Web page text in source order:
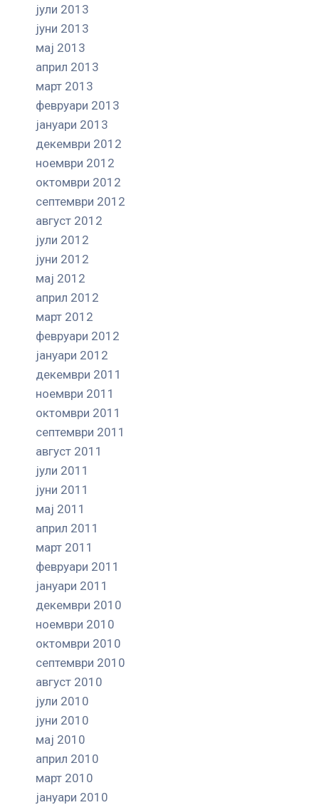
јули 2013
јуни 2013
мај 2013
април 2013
март 2013
февруари 2013
јануари 2013
декември 2012
ноември 2012
октомври 2012
септември 2012
август 2012
јули 2012
јуни 2012
мај 2012
април 2012
март 2012
февруари 2012
јануари 2012
декември 2011
ноември 2011
октомври 2011
септември 2011
август 2011
јули 2011
јуни 2011
мај 2011
април 2011
март 2011
февруари 2011
јануари 2011
декември 2010
ноември 2010
октомври 2010
септември 2010
август 2010
јули 2010
јуни 2010
мај 2010
април 2010
март 2010
јануари 2010